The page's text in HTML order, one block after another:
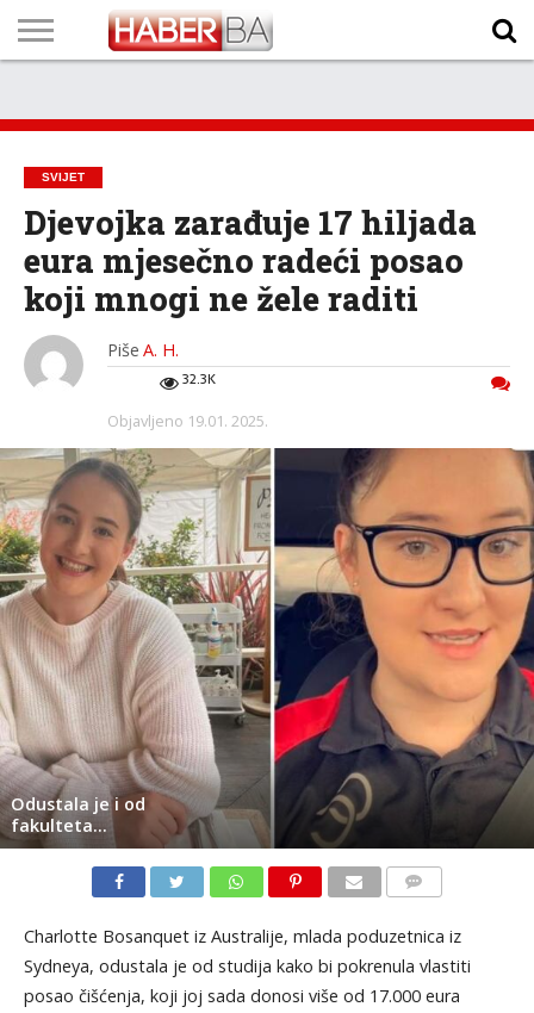
TECH
PROGRAM
PROGNOZA
PUTEVIMA
LISTA
NAMA
SVIJET
Djevojka zarađuje 17 hiljada
eura mjesečno radeći posao
koji mnogi ne žele raditi
Piše A. H.
32.3K
Objavljeno 19.01. 2025.
Odustala je i od
fakulteta…
Charlotte Bosanquet iz Australije, mlada poduzetnica iz
Sydneya, odustala je od studija kako bi pokrenula vlastiti
posao čišćenja, koji joj sada donosi više od 17.000 eura